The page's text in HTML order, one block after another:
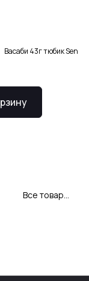
Васаби 43г тюбик Sen
Все товары категории